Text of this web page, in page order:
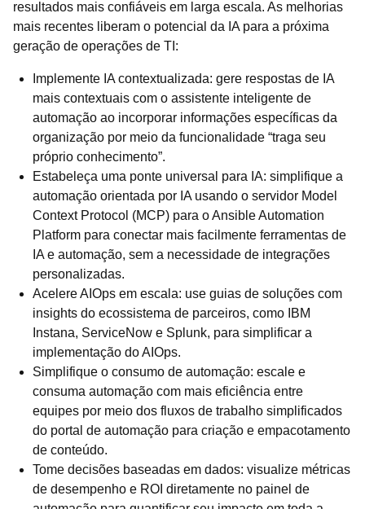
resultados mais confiáveis em larga escala. As melhorias
mais recentes liberam o potencial da IA para a próxima
geração de operações de TI:
Implemente IA contextualizada: gere respostas de IA
mais contextuais com o assistente inteligente de
automação ao incorporar informações específicas da
organização por meio da funcionalidade “traga seu
próprio conhecimento”.
Estabeleça uma ponte universal para IA: simplifique a
automação orientada por IA usando o servidor Model
Context Protocol (MCP) para o Ansible Automation
Platform para conectar mais facilmente ferramentas de
IA e automação, sem a necessidade de integrações
personalizadas.
Acelere AIOps em escala: use guias de soluções com
insights do ecossistema de parceiros, como IBM
Instana, ServiceNow e Splunk, para simplificar a
implementação do AIOps.
Simplifique o consumo de automação: escale e
consuma automação com mais eficiência entre
equipes por meio dos fluxos de trabalho simplificados
do portal de automação para criação e empacotamento
de conteúdo.
Tome decisões baseadas em dados: visualize métricas
de desempenho e ROI diretamente no painel de